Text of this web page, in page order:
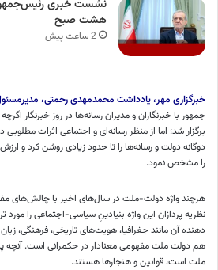
نشست خبری
هشت صبح
2 ساعت پیش
خبرگزاری مهر، یادداشت محمدمهدی رحمتی،
جمهور با خبرنگاران و مدیران رسانه‌ها در روز خبرنگار
برگزار شد؛ اما از منظر رسانه‌ای و اجتماعی اثرات
دوگانه دولت و رسانه‌ها را تا حدود زیادی روشن کرد و
را مشخص نمود.
هرچند واژه دولت-ملت در سال‌های اخیر با چالش‌های
نظریه پردازان این واژه بنیادینِ سیاسی-اجتماعی را مورد
دهنده آن مانند جغرافیا، هویت‌های تاریخی، فرهنگی،
هم دولت ملت مفهومی معنادار در حکمرانی است. آنچه
ملت است، قوانین و هنجارها هستند.